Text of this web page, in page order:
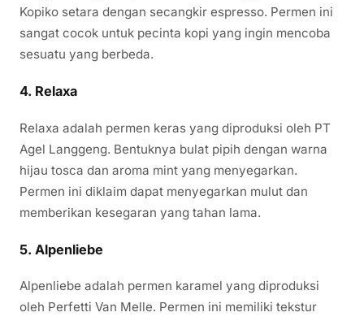
Kopiko setara dengan secangkir espresso. Permen ini
sangat cocok untuk pecinta kopi yang ingin mencoba
sesuatu yang berbeda.
4. Relaxa
Relaxa adalah permen keras yang diproduksi oleh PT
Agel Langgeng. Bentuknya bulat pipih dengan warna
hijau tosca dan aroma mint yang menyegarkan.
Permen ini diklaim dapat menyegarkan mulut dan
memberikan kesegaran yang tahan lama.
5. Alpenliebe
Alpenliebe adalah permen karamel yang diproduksi
oleh Perfetti Van Melle. Permen ini memiliki tekstur